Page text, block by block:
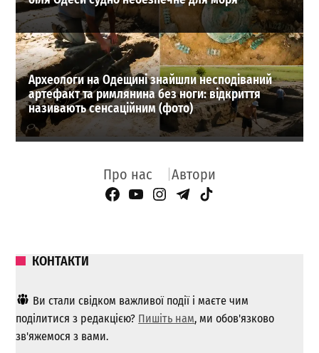
Археологи на Одещині знайшли несподіваний
артефакт та римлянина без ноги: відкриття
називають сенсаційним (фото)
Про нас Автори
Facebook Page
YouTube
Instagram
Telegram
TikTok
КОНТАКТИ
Ви стали свідком важливої ​​події і маєте чим
поділитися з редакцією? Пишіть нам, ми обов'язково
зв'яжемося з вами.